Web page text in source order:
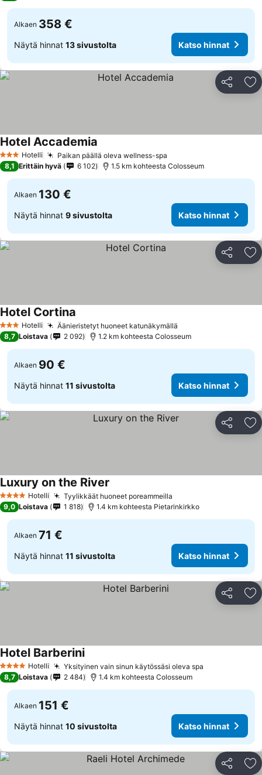
Alkaen 358 €
Näytä hinnat 13 sivustolta Katso hinnat
Jaa
3 Tähtiluokitus
Hotelli Paikan päällä oleva wellness-spa
Hotel Accademia
8,1 Erittäin hyvä 6 102 1.5 km kohteesta Colosseum
Alkaen 130 €
Näytä hinnat 9 sivustolta Katso hinnat
Jaa
3 Tähtiluokitus
Hotelli Äänieristetyt huoneet katunäkymällä
Hotel Cortina
8,7 Loistava 2 092 1.2 km kohteesta Colosseum
Alkaen 90 €
Näytä hinnat 11 sivustolta Katso hinnat
Jaa
4 Tähtiluokitus
Hotelli Tyylikkäät huoneet poreammeilla
Luxury on the River
9,0 Loistava 1 818 1.4 km kohteesta Pietarinkirkko
Alkaen 71 €
Näytä hinnat 11 sivustolta Katso hinnat
Jaa
4 Tähtiluokitus
Hotelli Yksityinen vain sinun käytössäsi oleva spa
Hotel BarberiniKatso hinnat
8,7 Loistava 2 484 1.4 km kohteesta Colosseum
Alkaen 151 €
Näytä hinnat 10 sivustolta Katso hinnat
Jaa